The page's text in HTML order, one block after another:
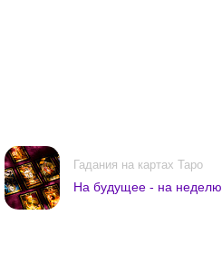
Гадания на картах Таро
На будущее - на неделю